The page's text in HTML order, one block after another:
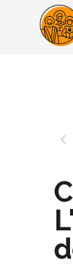
keyboard_arrow_left